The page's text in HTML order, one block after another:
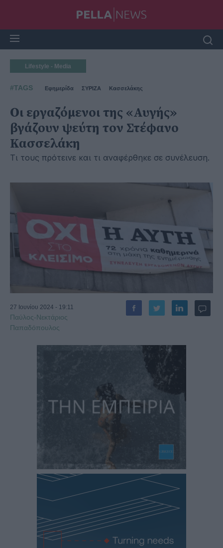
Lifestyle - Media
#TAGS Εφημερίδα ΣΥΡΙΖΑ Κασσελάκης
Οι εργαζόμενοι της «Αυγής»
βγάζουν ψεύτη τον Στέφανο
Κασσελάκη
Τι τους πρότεινε και τι αναφέρθηκε σε συνέλευση.
27 Ιουνίου 2024 - 19:11
Παύλος-Νεκτάριος
Παπαδόπουλος